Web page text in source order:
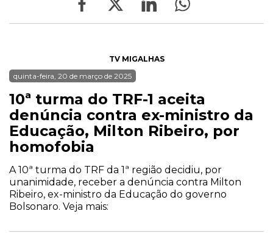
TV MIGALHAS
quinta-feira, 20 de março de 2025
10ª turma do TRF-1 aceita
denúncia contra ex-ministro da
Educação, Milton Ribeiro, por
homofobia
A 10ª turma do TRF da 1ª região decidiu, por
unanimidade, receber a denúncia contra Milton
Ribeiro, ex-ministro da Educação do governo
Bolsonaro. Veja mais: